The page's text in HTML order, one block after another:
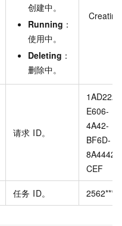
创建中。
Running ：
使用中。
Deleting ：
删除中。
Creating
请求 ID。
E606-
4A42-
BF6D-
CEF
任务 ID。 2562****